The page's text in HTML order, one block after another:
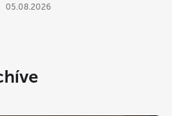
05.08.2026